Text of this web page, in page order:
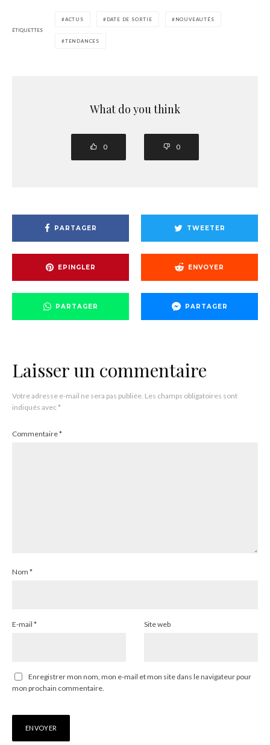
ÉTIQUETTES
ACTUS DATE DE SORTIE NOUVEAUTÉS
TENDANCES
What do you think
0 0
PARTAGER TWEETER
EPINGLER ENVOYER
PARTAGER PARTAGER
Laisser un commentaire
Votre adresse e-mail ne sera pas publiée. Les champs obligatoires sont
indiqués avec*
Commentaire*
Nom *
E-mail * Site web
Enregistrer mon nom, mon e-mail et mon site dans le navigateur pour
mon prochain commentaire.